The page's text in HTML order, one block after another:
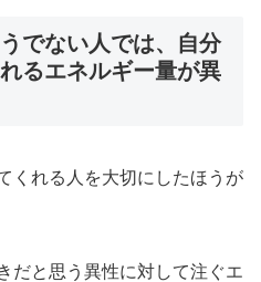
でない人では、自分
るエネルギー量が異
くれる人を大切にしたほうが
だと思う異性に対して注ぐエ